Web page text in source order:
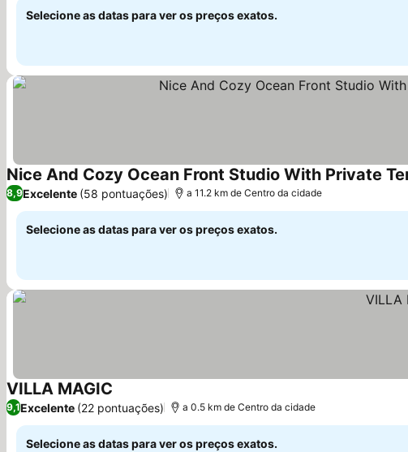
Selecione as datas para ver os preços exatos.
Nice And Cozy Ocean Front Studio With Private
8,9Excelente (58 pontuações) a 11.2 km de Centro da cidade
Selecione as datas para ver os preços exatos.
VILLA MAGIC Ver preços
9,1Excelente (22 pontuações) a 0.5 km de Centro da cidade
Selecione as datas para ver os preços exatos.